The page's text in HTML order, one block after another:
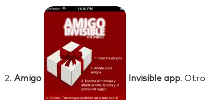
2. Amigo Invisible app. Otro